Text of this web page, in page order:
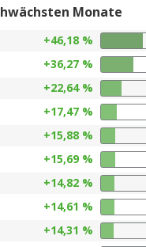
Monate
+46,18 %
+36,27 %
+22,64 %
+17,47 %
+15,88 %
+15,69 %
+14,82 %
+14,61 %
+14,31 %